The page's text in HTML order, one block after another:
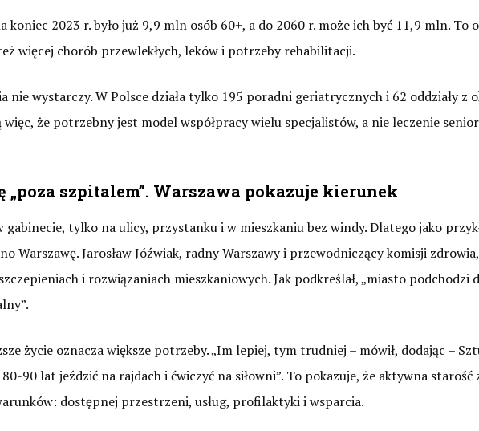
koniec 2023 r. było już 9,9 mln osób 60+, a do 2060 r. może ich być 11,9 mln. To
więcej chorób przewlekłych, leków i potrzeby rehabilitacji.
nie wystarczy. W Polsce działa tylko 195 poradni geriatrycznych i 62 oddziały z
więc, że potrzebny jest model współpracy wielu specjalistów, a nie leczenie
„poza szpitalem”. Warszawa pokazuje kierunek
gabinecie, tylko na ulicy, przystanku i w mieszkaniu bez windy. Dlatego jako
Warszawę. Jarosław Jóźwiak, radny Warszawy i przewodniczący komisji
i rozwiązaniach mieszkaniowych. Jak podkreślał, „miasto podchodzi
życie oznacza większe potrzeby. „Im lepiej, tym trudniej – mówił, dodając –
90 lat jeździć na rajdach i ćwiczyć na siłowni”. To pokazuje, że aktywna starość
dostępnej przestrzeni, usług, profilaktyki i wsparcia.